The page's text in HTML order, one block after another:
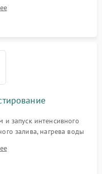
датчика поплавка.
запуск интенсивного
залива, нагрева воды
посторонних шумов,
сухости в поддоне.